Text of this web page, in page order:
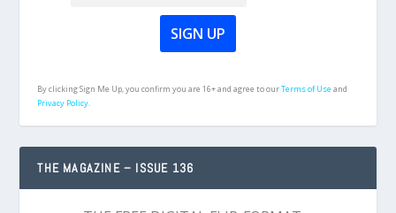
By clicking Sign Me Up, you confirm you are 16+ and agree to ourTerms of Useand
Privacy Policy.
THE MAGAZINE – ISSUE 136